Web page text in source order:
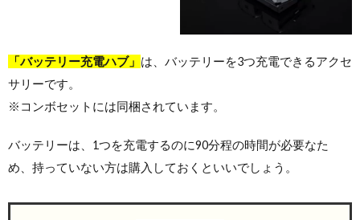
「バッテリー充電ハブ」 は、バッテリーを3つ充電できるアクセ
サリーです。
※コンボセットには同梱されています。
バッテリーは、1つを充電するのに90分程の時間が必要なた
め、持っていない方は購入しておくといいでしょう。